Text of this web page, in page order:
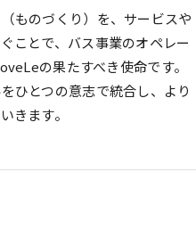
ものづくり）を、サービスや
ことで、バス事業のオペレー
の果たすべき使命です。
ひとつの意志で統合し、より
きます。